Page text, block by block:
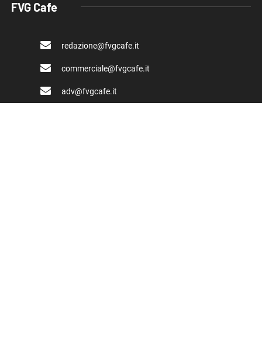
FVG Cafe
redazione@fvgcafe.it
commerciale@fvgcafe.it
adv@fvgcafe.it